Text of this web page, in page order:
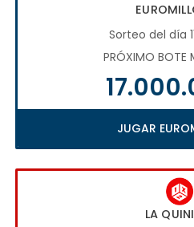
Sorteo del día
PRÓXIMO BOTE
JUGAR
LA